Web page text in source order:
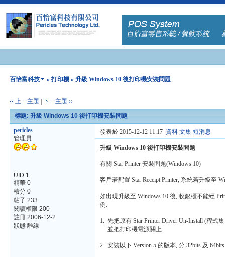
百怡富科技 »打印機 » 升級 Windows 10 後打印機安裝問題
‹‹ 上一主題 |下一主題 ››
標題: 升級 Windows 10 後打印機安裝問題
pericles
管理員
UID 1
精華 0
積分 0
帖子 233
閱讀權限 200
註冊 2006-12-2
狀態 離線
發表於 2015-12-12 11:17 資料 文集 短消息
升級 Windows 10 後打印機安裝問題
有關 Star Printer 安裝問題(Windows 10)
客戶若配置 Star Receipt Printer, 系統若升級至
如出現升級至 Windows 10 後, 收銀櫃不能經
例:
1. 先把原有 Star Printer Driver Un-Install (程式
並把打印機電源關上.
2. 安裝以下 Version 5 的版本, 分 32bits 及